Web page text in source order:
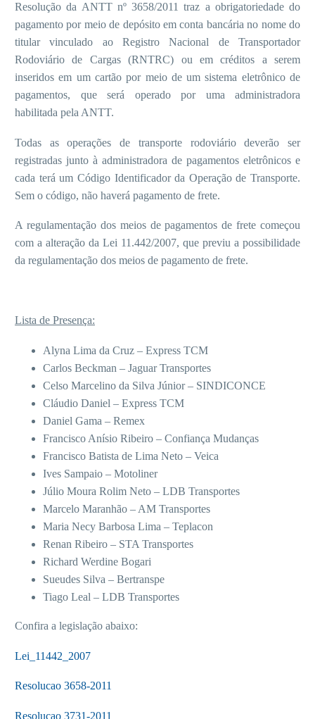
Resolução da ANTT nº 3658/2011 traz a obrigatoriedade do
pagamento por meio de depósito em conta bancária no nome do
titular vinculado ao Registro Nacional de Transportador
Rodoviário de Cargas (RNTRC) ou em créditos a serem
inseridos em um cartão por meio de um sistema eletrônico de
pagamentos, que será operado por uma administradora
habilitada pela ANTT.
Todas as operações de transporte rodoviário deverão ser
registradas junto à administradora de pagamentos eletrônicos e
cada terá um Código Identificador da Operação de Transporte.
Sem o código, não haverá pagamento de frete.
A regulamentação dos meios de pagamentos de frete começou
com a alteração da Lei 11.442/2007, que previu a possibilidade
da regulamentação dos meios de pagamento de frete.
Lista de Presença:
Alyna Lima da Cruz – Express TCM
Carlos Beckman – Jaguar Transportes
Celso Marcelino da Silva Júnior – SINDICONCE
Cláudio Daniel – Express TCM
Daniel Gama – Remex
Francisco Anísio Ribeiro – Confiança Mudanças
Francisco Batista de Lima Neto – Veica
Ives Sampaio – Motoliner
Júlio Moura Rolim Neto – LDB Transportes
Marcelo Maranhão – AM Transportes
Maria Necy Barbosa Lima – Teplacon
Renan Ribeiro – STA Transportes
Richard Werdine Bogari
Sueudes Silva – Bertranspe
Tiago Leal – LDB Transportes
Confira a legislação abaixo:
Lei_11442_2007
Resolucao 3658-2011
Resolucao 3731-2011